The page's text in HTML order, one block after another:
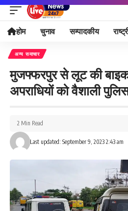
होम चुनाव सम्पादकीय
अन्य समाचार
मुजफ्फरपुर से लूट की
अपराधियों को वैशाली
Last updated: September 9, 2023 2:43 am
2 Min Read